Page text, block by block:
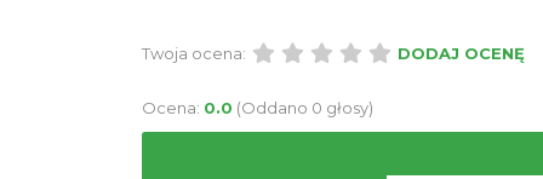
Twoja ocena: DODAJ OCENĘ
Ocena: 0.0 (Oddano 0 głosy)